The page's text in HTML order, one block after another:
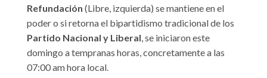
Refundación (Libre, izquierda) se mantiene en el
poder o si retorna el bipartidismo tradicional de los
Partido Nacional y Liberal, se iniciaron este
domingo a tempranas horas, concretamente a las
07:00 am hora local.